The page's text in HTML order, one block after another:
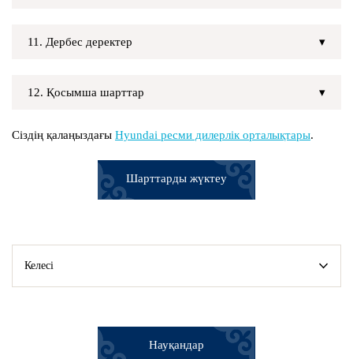
11. Дербес деректер
12. Қосымша шарттар
Сіздің қалаңыздағы Hyundai ресми дилерлік орталықтары.
Шарттарды жүктеу
Келесі
Науқандар